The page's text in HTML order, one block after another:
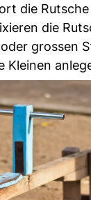
die
die
grossen
Kleinen